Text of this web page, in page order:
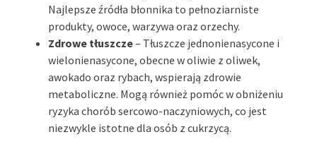
Najlepsze źródła błonnika to pełnoziarniste
produkty, owoce, warzywa oraz orzechy.
Zdrowe tłuszcze– Tłuszcze jednonienasycone i
wielonienasycone, obecne w oliwie z oliwek,
awokado oraz rybach, wspierają zdrowie
metaboliczne. Mogą również pomóc w obniżeniu
ryzyka chorób sercowo-naczyniowych, co jest
niezwykle istotne dla osób z cukrzycą.